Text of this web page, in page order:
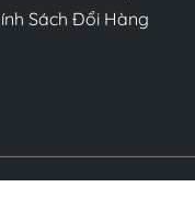
Sách Đổi Hàng